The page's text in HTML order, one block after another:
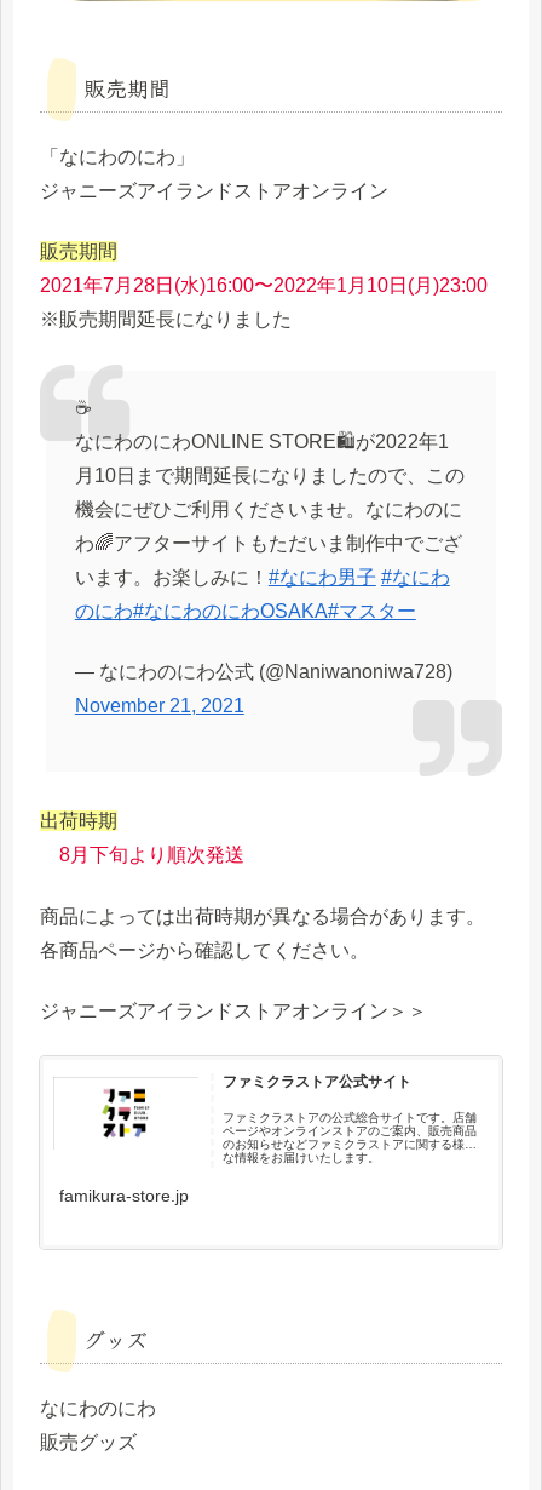
販売期間
「なにわのにわ」
ジャニーズアイランドストアオンライン
販売期間
2021年7月28日(水)16:00〜2022年1月10日(月)23:00
※販売期間延長になりました
☕️
なにわのにわONLINE STORE🛍が2022年1
月10日まで期間延長になりましたので、この
機会にぜひご利用くださいませ。なにわのに
わ🌈アフターサイトもただいま制作中でござ
います。お楽しみに！ #なにわ男子 #なにわ
のにわ#なにわのにわOSAKA#マスター
— なにわのにわ公式 (@Naniwanoniwa728)
November 21, 2021
出荷時期
8月下旬より順次発送
商品によっては出荷時期が異なる場合があります。
各商品ページから確認してください。
ジャニーズアイランドストアオンライン＞＞
ファミクラストア公式サイト
ファミクラストアの公式総合サイトです。店舗
ページやオンラインストアのご案内、販売商品
のお知らせなどファミクラストアに関する様々
な情報をお届けいたします。
famikura-store.jp
グッズ
なにわのにわ
販売グッズ